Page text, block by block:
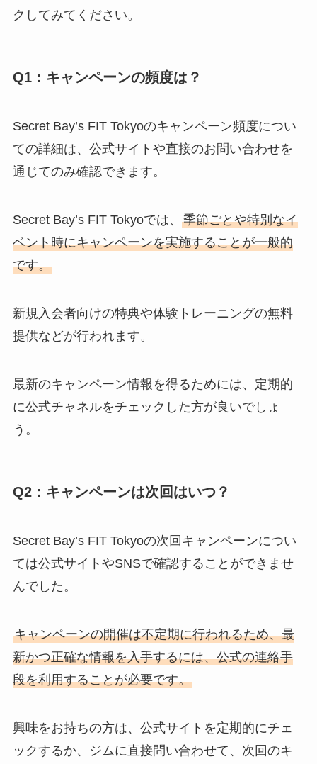
クしてみてください。
Q1：キャンペーンの頻度は？
Secret Bay’s FIT Tokyoのキャンペーン頻度につい
ての詳細は、公式サイトや直接のお問い合わせを
通じてのみ確認できます。
Secret Bay’s FIT Tokyoでは、 季節ごとや特別なイ
ベント時にキャンペーンを実施することが一般的
です。
新規入会者向けの特典や体験トレーニングの無料
提供などが行われます。
最新のキャンペーン情報を得るためには、定期的
に公式チャネルをチェックした方が良いでしょ
う。
Q2：キャンペーンは次回はいつ？
Secret Bay’s FIT Tokyoの次回キャンペーンについ
ては公式サイトやSNSで確認することができませ
んでした。
キャンペーンの開催は不定期に行われるため、最
新かつ正確な情報を入手するには、公式の連絡手
段を利用することが必要です。
興味をお持ちの方は、公式サイトを定期的にチェ
ックするか、ジムに直接問い合わせて、次回のキ